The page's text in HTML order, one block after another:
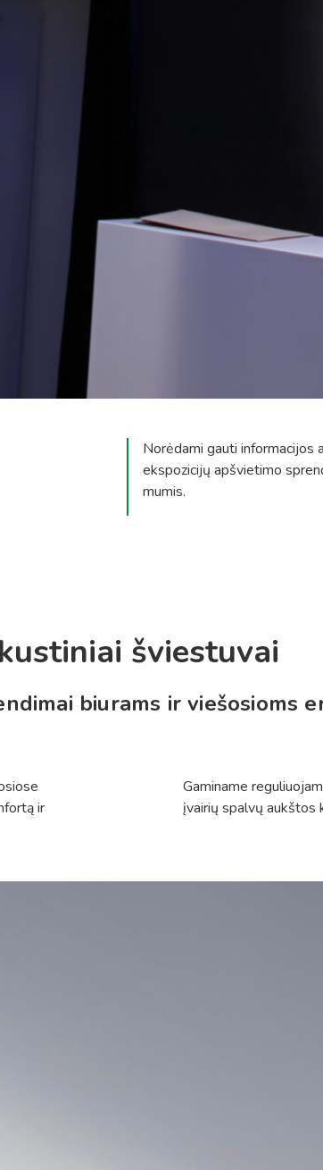
Norėdami gauti informacijos
ekspozicijų apšvietimo
mumis.
šviestuvai
biurams ir viešosioms
ir
Gaminame
įvairių spalvų aukštos